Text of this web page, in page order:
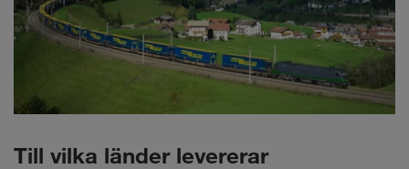
Till vilka länder levererar